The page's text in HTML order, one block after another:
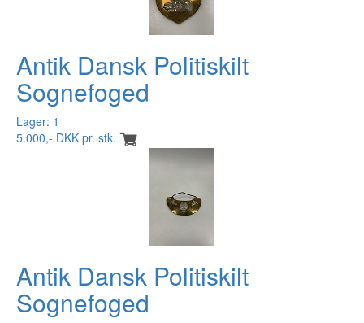
Antik Dansk Politiskilt
Sognefoged
Lager: 1
5.000,- DKK pr. stk.
Antik Dansk Politiskilt
Sognefoged